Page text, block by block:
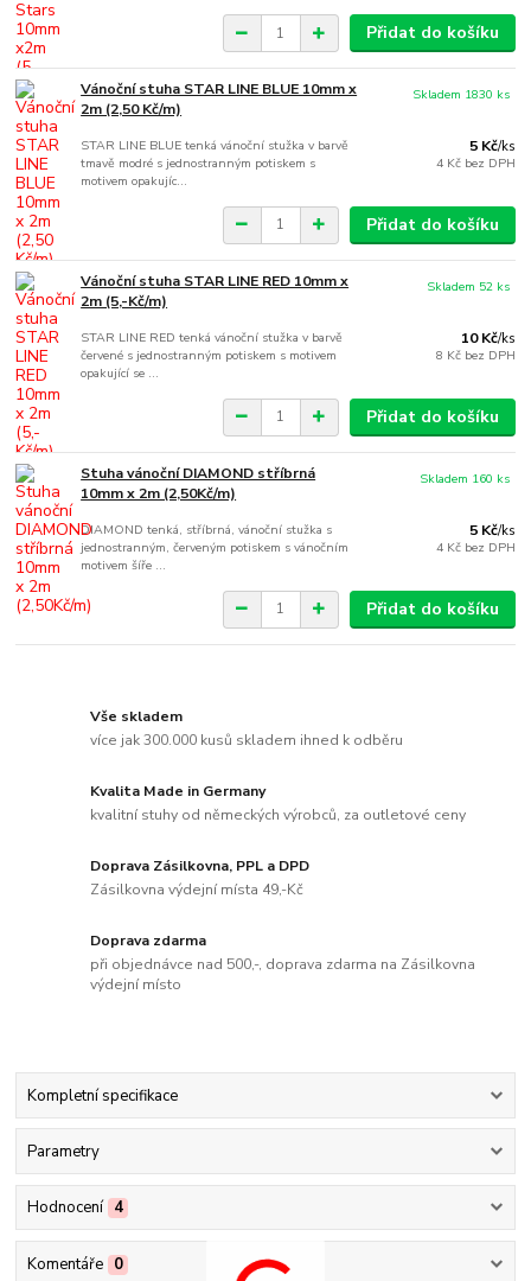
Přidat do košíku
Vánoční stuha STAR LINE BLUE 10mm x
2m (2,50 Kč/m)
STAR LINE BLUE tenká vánoční stužka v barvě
tmavě modré s jednostranným potiskem s
motivem opakujíc...
5 Kč/ks
4 Kč bez DPH
Skladem 1830 ks
Přidat do košíku
Vánoční stuha STAR LINE RED 10mm x
2m (5,-Kč/m)
STAR LINE RED tenká vánoční stužka v barvě
červené s jednostranným potiskem s motivem
opakující se ...
10 Kč/ks
8 Kč bez DPH
Skladem 52 ks
Přidat do košíku
Stuha vánoční DIAMOND stříbrná
10mm x 2m (2,50Kč/m)
DIAMOND tenká, stříbrná, vánoční stužka s
jednostranným, červeným potiskem s vánočním
motivem šíře ...
5 Kč/ks
4 Kč bez DPH
Skladem 160 ks
Přidat do košíku
Vše skladem
více jak 300.000 kusů skladem ihned k odběru
Kvalita Made in Germany
kvalitní stuhy od německých výrobců, za outletové ceny
Doprava Zásilkovna, PPL a DPD
Zásilkovna výdejní místa 49,-Kč
Doprava zdarma
při objednávce nad 500,-, doprava zdarma na Zásilkovna
výdejní místo
Kompletní specifikace
Parametry
Hodnocení 4
Komentáře 0